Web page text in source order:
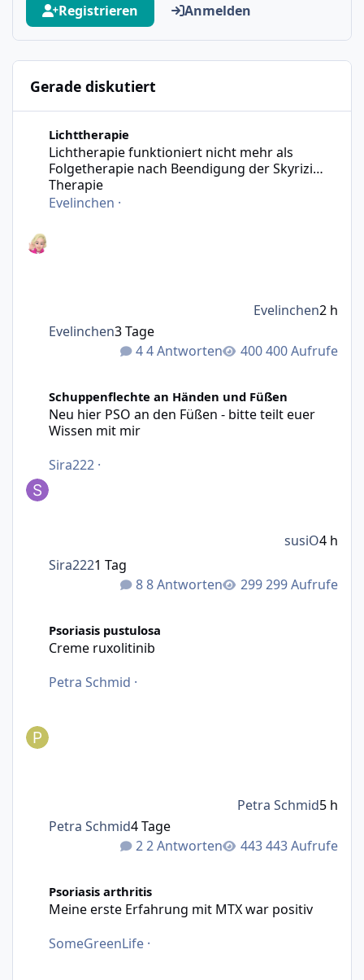
Registrieren Anmelden
Gerade diskutiert
Lichttherapie
Lichtherapie funktioniert nicht mehr als
Folgetherapie nach Beendigung der Skyrizi
Therapie
Evelinchen ·
4 Antworten 400 Aufrufe
Evelinchen3 Tage
Evelinchen2 h
Schuppenflechte an Händen und Füßen
Neu hier PSO an den Füßen - bitte teilt euer
Wissen mit mir
Sira222 ·
8 Antworten 299 Aufrufe
Sira2221 Tag
susiO4 h
Psoriasis pustulosa
Creme ruxolitinib
Petra Schmid ·
2 Antworten 443 Aufrufe
Petra Schmid4 Tage
Petra Schmid5 h
Psoriasis arthritis
Meine erste Erfahrung mit MTX war positiv
SomeGreenLife ·